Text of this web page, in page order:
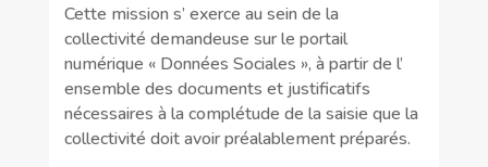
Cette mission s’ exerce au sein de la
collectivité demandeuse sur le portail
numérique « Données Sociales », à partir de l’
ensemble des documents et justificatifs
nécessaires à la complétude de la saisie que la
collectivité doit avoir préalablement préparés.